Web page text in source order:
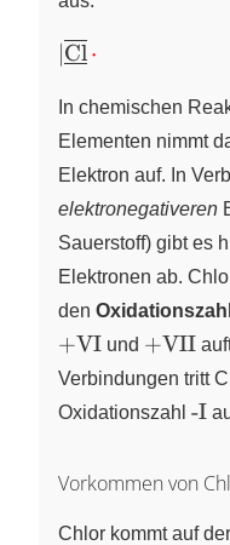
Cl⋅
In chemischen
Elementen nimmt
Elektron auf. In
elektronegativeren
Sauerstoff) gibt es
Elektronen ab.
den
+VI und +VII
Verbindungen tritt
Oxidationszahl -I
Vorkommen von
Chlor kommt auf